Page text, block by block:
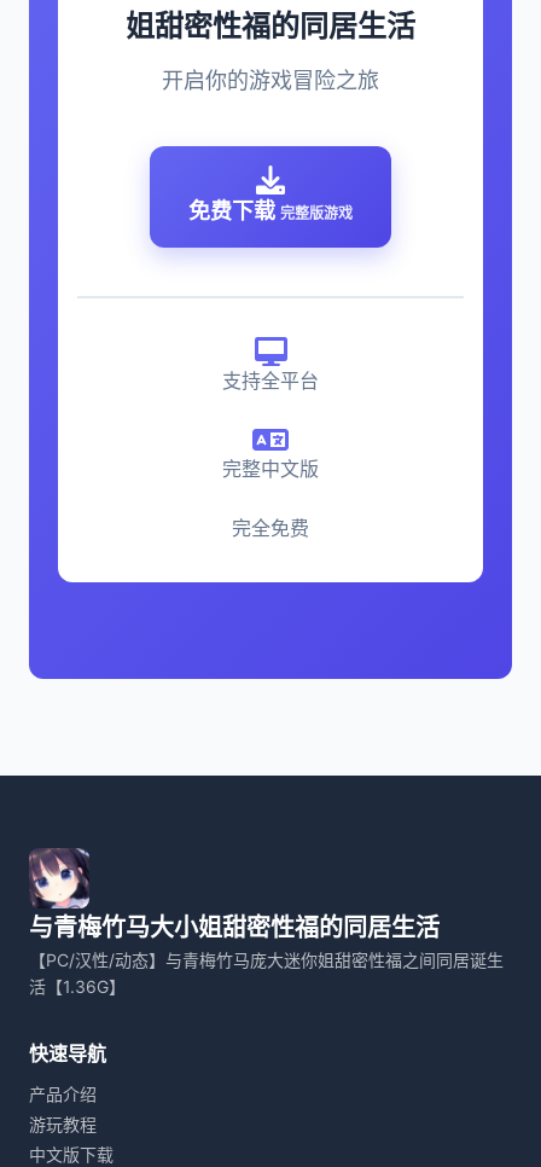
姐甜密性福的同居生活
开启你的游戏冒险之旅
免费下载 完整版游戏
支持全平台
完整中文版
完全免费
与青梅竹马大小姐甜密性福的同居生活
【PC/汉性/动态】与青梅竹马庞大迷你姐甜密性福之间同居诞生
活【1.36G】
快速导航
产品介绍
游玩教程
中文版下载